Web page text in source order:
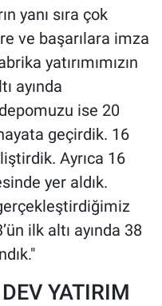
yanı sıra çok
ve başarılara imza
yatırımımızın
ayında
ise 20
geçirdik. 16
Ayrıca 16
yer aldık.
ilk altı ayında 38
YATIRIM